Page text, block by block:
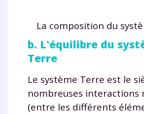
La composition du
b. L'équilibre du
Terre
Le système Terre est le
nombreuses interactions
(entre les différents